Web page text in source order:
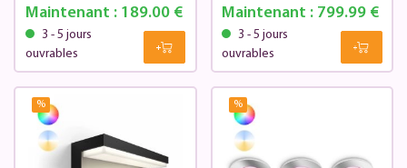
Maintenant :189.00 €
3 - 5 jours
ouvrables
Maintenant : 799.99 €
3 - 5 jours
ouvrables
% %